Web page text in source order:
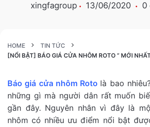
xingfagroup 13/06/2020 0
HOME
TIN TỨC
[NỔI BẬT] BÁO GIÁ CỬA NHÔM ROTO “ MỚI
Báo giá cửa nhôm Roto là bao
những gì mà người dân rất muốn
gần đây. Nguyên nhân vì đây là
nhôm có nhiều ưu điểm nổi bật